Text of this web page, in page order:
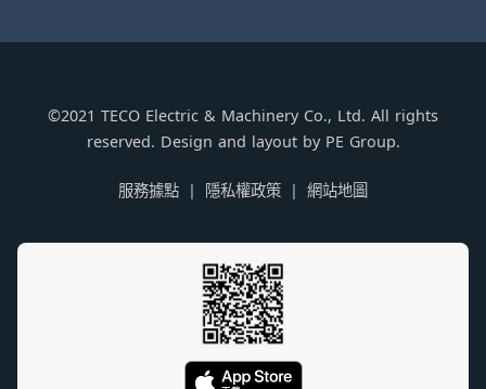
©2021 TECO Electric & Machinery Co., Ltd. All rights
reserved. Design and layout by PE Group.
服務據點 隱私權政策 網站地圖